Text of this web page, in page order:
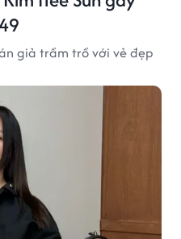
giả trầm trồ với vẻ đẹp